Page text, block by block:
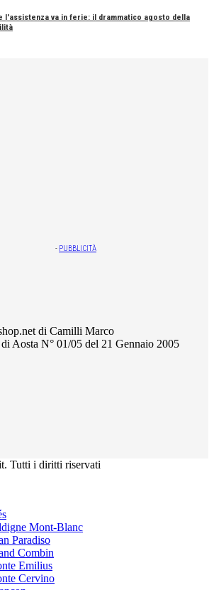
l'assistenza va in ferie: il drammatico agosto della
- PUBBLICITÀ
di Camilli Marco
Aosta N° 01/05 del 21 Gennaio 2005
Tutti i diritti riservati
Mont-Blanc
Paradiso
Combin
Emilius
Cervino